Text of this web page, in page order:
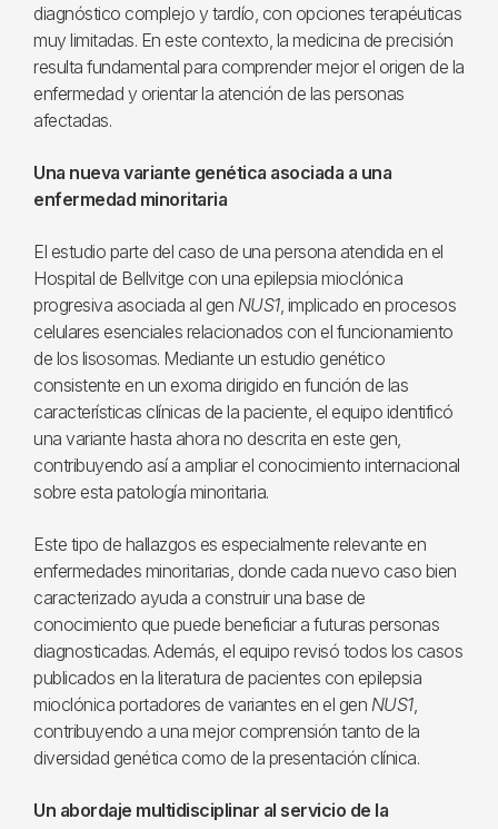
diagnóstico complejo y tardío, con opciones terapéuticas
muy limitadas. En este contexto, la medicina de precisión
resulta fundamental para comprender mejor el origen de la
enfermedad y orientar la atención de las personas
afectadas.
Una nueva variante genética asociada a una
enfermedad minoritaria
El estudio parte del caso de una persona atendida en el
Hospital de Bellvitge con una epilepsia mioclónica
progresiva asociada al gen NUS1, implicado en procesos
celulares esenciales relacionados con el funcionamiento
de los lisosomas. Mediante un estudio genético
consistente en un exoma dirigido en función de las
características clínicas de la paciente, el equipo identificó
una variante hasta ahora no descrita en este gen,
contribuyendo así a ampliar el conocimiento internacional
sobre esta patología minoritaria.
Este tipo de hallazgos es especialmente relevante en
enfermedades minoritarias, donde cada nuevo caso bien
caracterizado ayuda a construir una base de
conocimiento que puede beneficiar a futuras personas
diagnosticadas. Además, el equipo revisó todos los casos
publicados en la literatura de pacientes con epilepsia
mioclónica portadores de variantes en el gen NUS1,
contribuyendo a una mejor comprensión tanto de la
diversidad genética como de la presentación clínica.
Un abordaje multidisciplinar al servicio de la